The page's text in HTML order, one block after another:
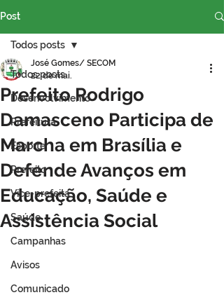
Post
Todos posts
Desenvolvimento
Prefeitura
Esporte
Prefeito
Vice-prefeita
Saúde
Campanhas
Avisos
Comunicado
Todos posts
Prefeito Rodrigo
Damasceno Participa de
Marcha em Brasília e
Defende Avanços em
Educação, Saúde e
Assistência Social
José Gomes/ SECOM
22 de mai.